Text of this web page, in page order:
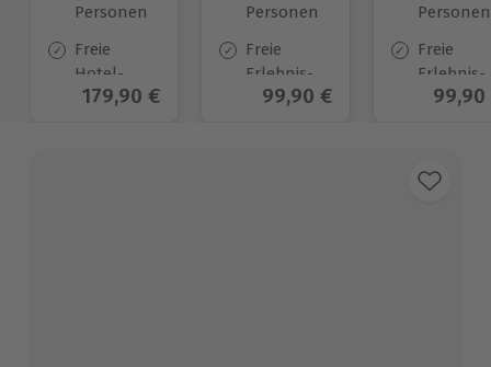
Personen
Freie
Hotel-
Auswahl
Aktueller Preis
179,90 €
Personen
Freie
Erlebnis-
Auswahl
Aktueller Preis
99,90 €
Personen
Freie
Erlebnis-
Auswahl
99,90